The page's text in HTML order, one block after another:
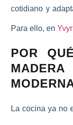
cotidiano y
Para ello, en
POR
La cocina ya no